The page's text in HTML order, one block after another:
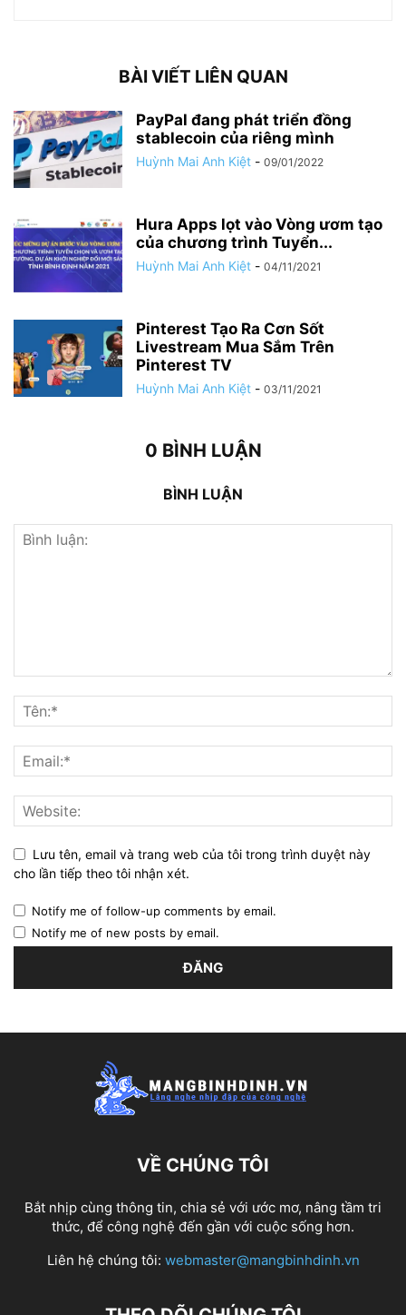
BÀI VIẾT LIÊN QUAN
PayPal đang phát triển đồng
stablecoin của riêng mình
Huỳnh Mai Anh Kiệt - 09/01/2022
Hura Apps lọt vào Vòng ươm tạo
của chương trình Tuyển...
Huỳnh Mai Anh Kiệt - 04/11/2021
Pinterest Tạo Ra Cơn Sốt
Livestream Mua Sắm Trên
Pinterest TV
Huỳnh Mai Anh Kiệt - 03/11/2021
0 BÌNH LUẬN
BÌNH LUẬN
Lưu tên, email và trang web của tôi trong trình duyệt này
cho lần tiếp theo tôi nhận xét.
Notify me of follow-up comments by email.
Notify me of new posts by email.
VỀ CHÚNG TÔI
Bắt nhịp cùng thông tin, chia sẻ với ước mơ, nâng tầm tri
thức, để công nghệ đến gần với cuộc sống hơn.
Liên hệ chúng tôi: webmaster@mangbinhdinh.vn